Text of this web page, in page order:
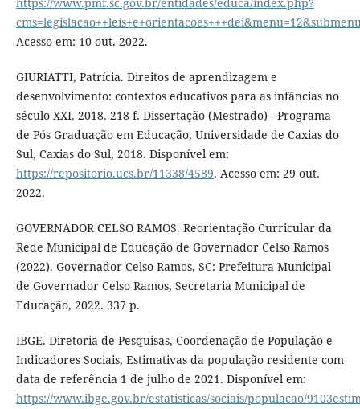
Acesso em: 10 out. 2022.
GIURIATTI, Patrícia. Direitos de aprendizagem e
desenvolvimento: contextos educativos para as infâncias no
século XXI. 2018. 218 f. Dissertação (Mestrado) - Programa
de Pós Graduação em Educação, Universidade de Caxias do
Sul, Caxias do Sul, 2018. Disponível em:
https://repositorio.ucs.br/11338/4589. Acesso em: 29 out.
2022.
GOVERNADOR CELSO RAMOS. Reorientação Curricular da
Rede Municipal de Educação de Governador Celso Ramos
(2022). Governador Celso Ramos, SC: Prefeitura Municipal
de Governador Celso Ramos, Secretaria Municipal de
Educação, 2022. 337 p.
IBGE. Diretoria de Pesquisas, Coordenação de População e
Indicadores Sociais, Estimativas da população residente com
data de referência 1 de julho de 2021. Disponível em:
https://www.ibge.gov.br/estatisticas/sociais/populacao/